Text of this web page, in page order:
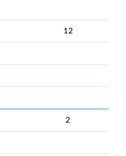
12
2